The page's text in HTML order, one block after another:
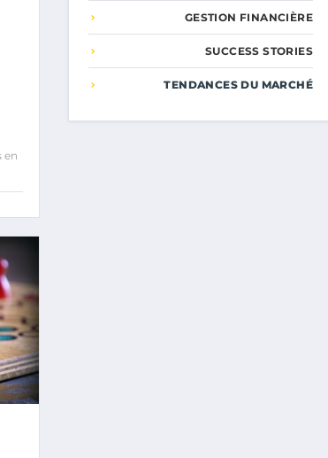
en
GESTION FINANCIÈRE
SUCCESS STORIES
TENDANCES DU MARCHÉ